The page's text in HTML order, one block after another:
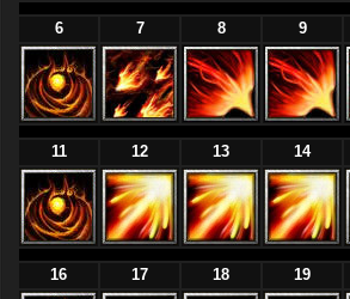
6 7 8 9
11 12 13 14
16 17 18 19